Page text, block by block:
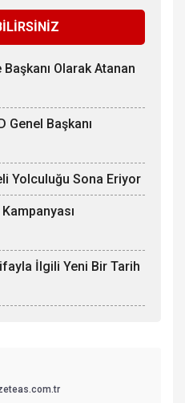
Olarak Atanan
Genel Başkanı
Yolculuğu Sona Eriyor
Kampanyası
İlgili Yeni Bir Tarih